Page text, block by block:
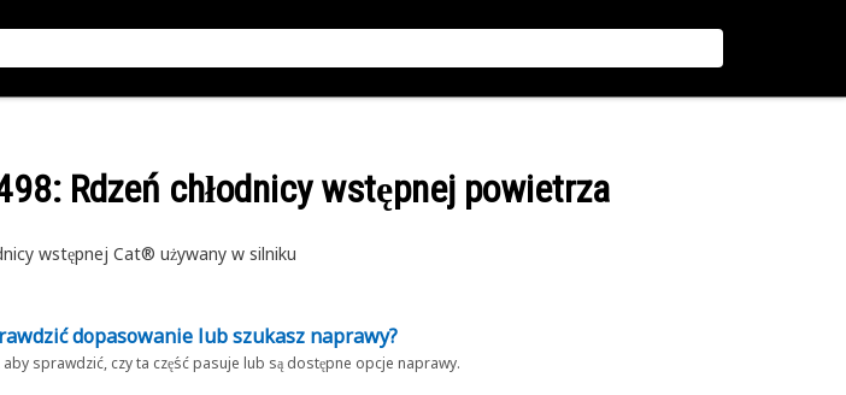
: Rdzeń chłodnicy wstępnej powietrza
wstępnej Cat® używany w silniku
dopasowanie lub szukasz naprawy?
sprawdzić, czy ta część pasuje lub są dostępne opcje naprawy.